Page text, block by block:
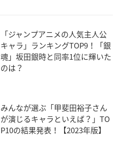
「ジャンプアニメの人気主人公
キャラ」ランキングTOP9！「銀
魂」坂田銀時と同率1位に輝いた
のは？
みんなが選ぶ「甲斐田裕子さん
が演じるキャラといえば？」TO
P10の結果発表！【2023年版】